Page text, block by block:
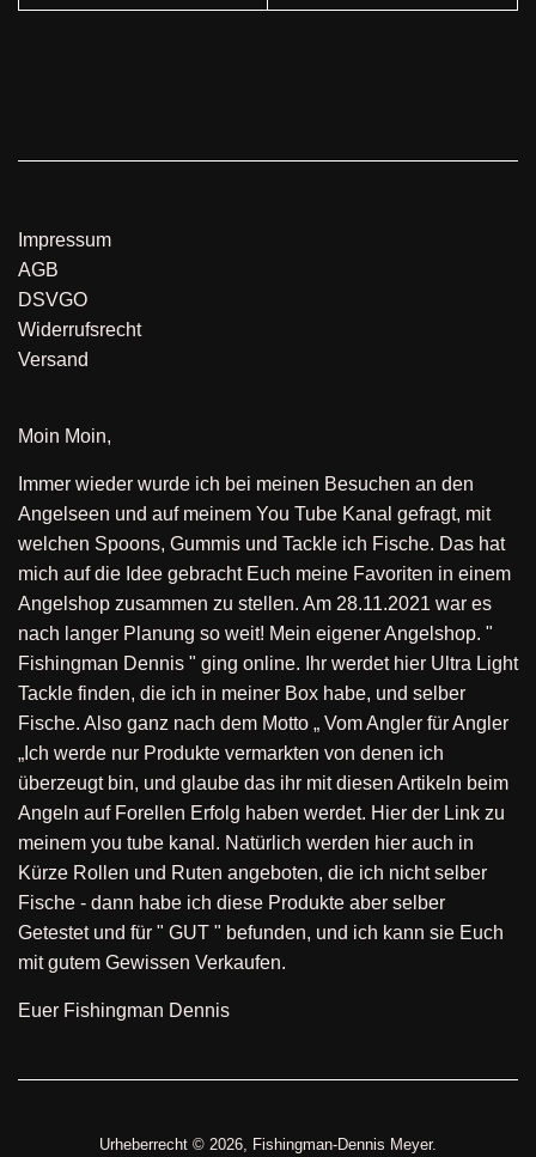
Impressum
AGB
DSVGO
Widerrufsrecht
Versand
Moin Moin,
Immer wieder wurde ich bei meinen Besuchen an den
Angelseen und auf meinem You Tube Kanal gefragt, mit
welchen Spoons, Gummis und Tackle ich Fische. Das hat
mich auf die Idee gebracht Euch meine Favoriten in einem
Angelshop zusammen zu stellen. Am 28.11.2021 war es
nach langer Planung so weit! Mein eigener Angelshop. "
Fishingman Dennis " ging online. Ihr werdet hier Ultra Light
Tackle finden, die ich in meiner Box habe, und selber
Fische. Also ganz nach dem Motto „ Vom Angler für Angler
„Ich werde nur Produkte vermarkten von denen ich
überzeugt bin, und glaube das ihr mit diesen Artikeln beim
Angeln auf Forellen Erfolg haben werdet. Hier der Link zu
meinem you tube kanal. Natürlich werden hier auch in
Kürze Rollen und Ruten angeboten, die ich nicht selber
Fische - dann habe ich diese Produkte aber selber
Getestet und für " GUT " befunden, und ich kann sie Euch
mit gutem Gewissen Verkaufen.
Euer Fishingman Dennis
Urheberrecht © 2026, Fishingman-Dennis Meyer.